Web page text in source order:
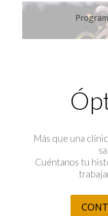
Más que una
Cuéntanos tu